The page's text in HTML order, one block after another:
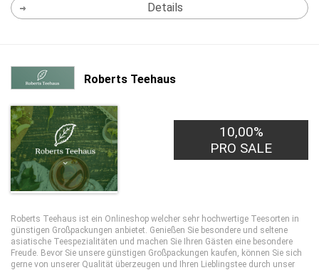
Details
Roberts Teehaus
10,00%
PRO SALE
Roberts Teehaus ist ein Onlineshop welcher sehr hochwertige Teesorten in
günstigen Großpackungen anbietet. Genießen Sie besondere und seltene
asiatische Teespezialitäten und machen Sie Ihren Gästen eine besondere
Freude. Bevor Sie unsere günstigen Großpackungen kaufen, können Sie sich
gerne von unserer Qualität überzeugen und Ihren Lieblingstee durch unser